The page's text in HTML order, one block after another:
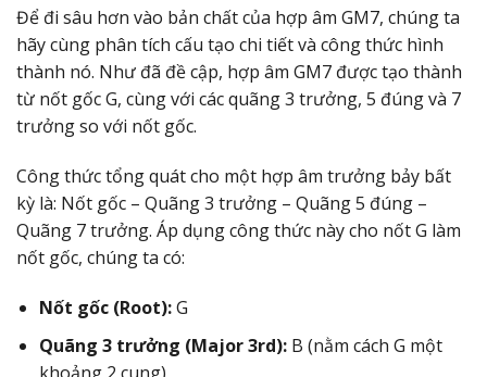
Để đi sâu hơn vào bản chất của hợp âm GM7, chúng ta
hãy cùng phân tích cấu tạo chi tiết và công thức hình
thành nó. Như đã đề cập, hợp âm GM7 được tạo thành
từ nốt gốc G, cùng với các quãng 3 trưởng, 5 đúng và 7
trưởng so với nốt gốc.
Công thức tổng quát cho một hợp âm trưởng bảy bất
kỳ là: Nốt gốc – Quãng 3 trưởng – Quãng 5 đúng –
Quãng 7 trưởng. Áp dụng công thức này cho nốt G làm
nốt gốc, chúng ta có:
Nốt gốc (Root):G
Quãng 3 trưởng (Major 3rd):B (nằm cách G một
khoảng 2 cung)